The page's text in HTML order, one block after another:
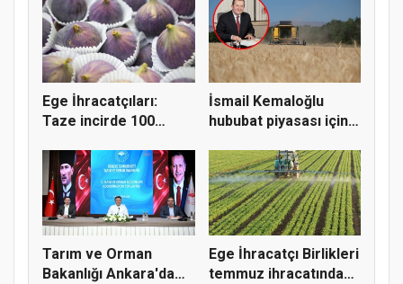
Ege İhracatçıları:
Taze incirde 100
İsmail Kemaloğlu
hububat piyasası için 4
Tarım ve Orman
Bakanlığı Ankara'da
Ege İhracatçı Birlikleri
temmuz ihracatında